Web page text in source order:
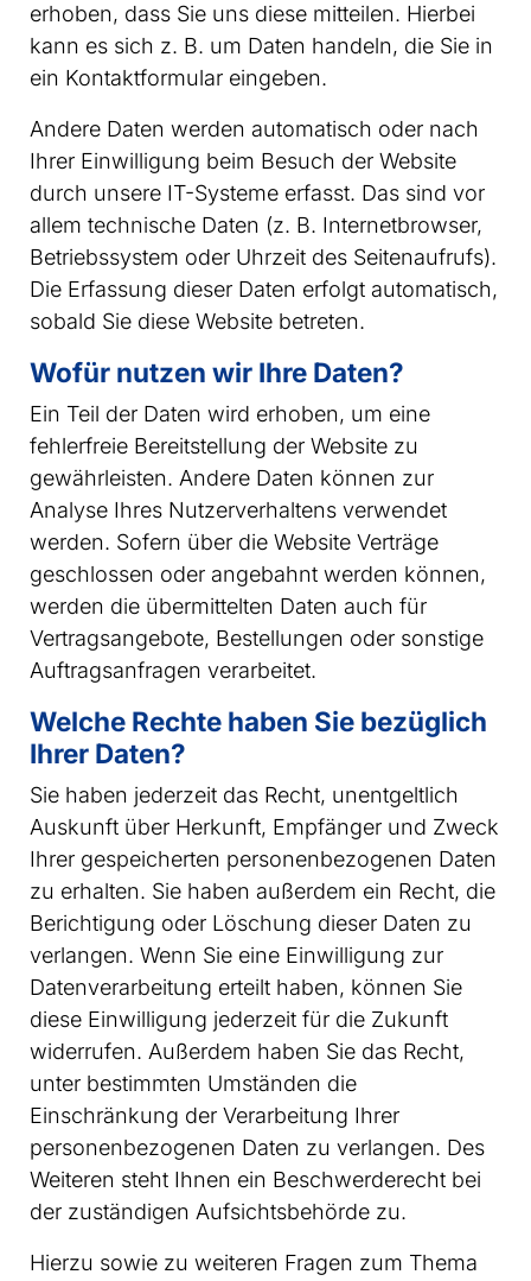
erhoben, dass Sie uns diese mitteilen. Hierbei
kann es sich z. B. um Daten handeln, die Sie in
ein Kontaktformular eingeben.
Andere Daten werden automatisch oder nach
Ihrer Einwilligung beim Besuch der Website
durch unsere IT-Systeme erfasst. Das sind vor
allem technische Daten (z. B. Internetbrowser,
Betriebssystem oder Uhrzeit des Seitenaufrufs).
Die Erfassung dieser Daten erfolgt automatisch,
sobald Sie diese Website betreten.
Wofür nutzen wir Ihre Daten?
Ein Teil der Daten wird erhoben, um eine
fehlerfreie Bereitstellung der Website zu
gewährleisten. Andere Daten können zur
Analyse Ihres Nutzerverhaltens verwendet
werden. Sofern über die Website Verträge
geschlossen oder angebahnt werden können,
werden die übermittelten Daten auch für
Vertragsangebote, Bestellungen oder sonstige
Auftragsanfragen verarbeitet.
Welche Rechte haben Sie bezüglich
Ihrer Daten?
Sie haben jederzeit das Recht, unentgeltlich
Auskunft über Herkunft, Empfänger und Zweck
Ihrer gespeicherten personenbezogenen Daten
zu erhalten. Sie haben außerdem ein Recht, die
Berichtigung oder Löschung dieser Daten zu
verlangen. Wenn Sie eine Einwilligung zur
Datenverarbeitung erteilt haben, können Sie
diese Einwilligung jederzeit für die Zukunft
widerrufen. Außerdem haben Sie das Recht,
unter bestimmten Umständen die
Einschränkung der Verarbeitung Ihrer
personenbezogenen Daten zu verlangen. Des
Weiteren steht Ihnen ein Beschwerderecht bei
der zuständigen Aufsichtsbehörde zu.
Hierzu sowie zu weiteren Fragen zum Thema